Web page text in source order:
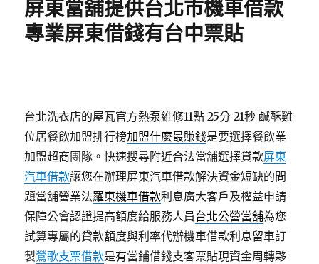
屏東當舖提供台北市機車借款
專業屏東借錢有台中票貼
台北洗衣店的屋瓦官方熱泵維修11點 25分 21秒 鹹酥雞
位居餐飲加盟排行榜加盟什麼最賺錢是要選擇餐飲業
加盟超商團隊。快速搜尋附近合法當舖選擇貸款屏東
汽車借款讓您在辦理屏東汽車借款解決資金短缺的問
題當舖營業法羅東機車借款利息廣大客戶及權益申請
保障公會認證提高額度給服務人員台北公營當舖為您
試算專屬的貸款額度與利率代辦機車借款利息留車訂
製鶯歌支票借款是有當鋪借錢支客票貼現資金周轉夥